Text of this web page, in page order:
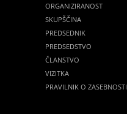
ORGANIZIRANOST
SKUPŠČINA
PREDSEDNIK
PREDSEDSTVO
ČLANSTVO
VIZITKA
PRAVILNIK O ZASEBNOSTI